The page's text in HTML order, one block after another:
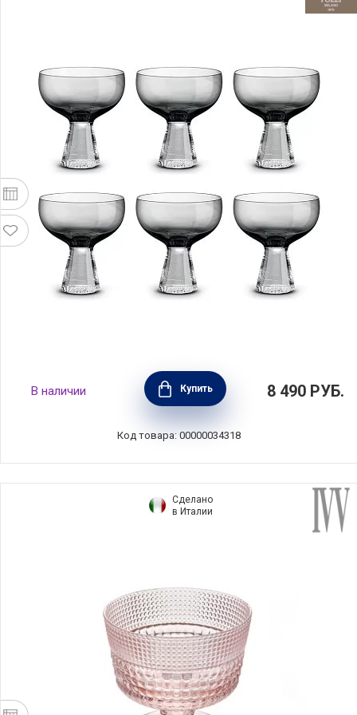
Набор из 6 креманок Fun Classy 350 мл,
дымчатый, Pozzi Milano 1876, PM-
0246_SMGR
В наличии Купить 8 490 РУБ.
Код товара: 00000034318
Сделано
в Италии